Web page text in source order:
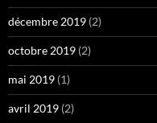
décembre 2019 (2)
octobre 2019 (2)
mai 2019 (1)
avril 2019 (2)